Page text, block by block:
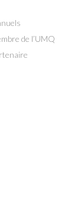
de l’UMQ